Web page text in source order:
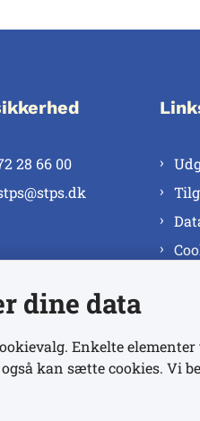
28 66 00
dine data
Enkelte
kan sætte cookies. Vi